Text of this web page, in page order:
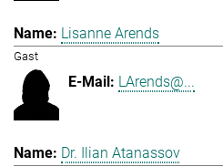
Lisanne Arends
Gast
LArends@...
Dr. Ilian Atanassov